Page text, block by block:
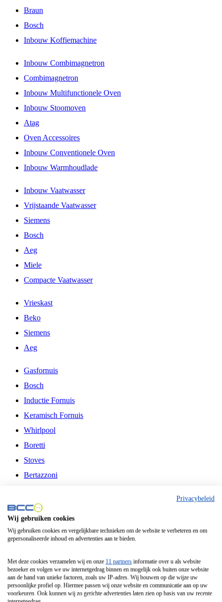
Braun
Bosch
Inbouw Koffiemachine
Inbouw Combimagnetron
Combimagnetron
Inbouw Multifunctionele Oven
Inbouw Stoomoven
Atag
Oven Accessoires
Inbouw Conventionele Oven
Inbouw Warmhoudlade
Inbouw Vaatwasser
Vrijstaande Vaatwasser
Siemens
Bosch
Aeg
Miele
Compacte Vaatwasser
Vrieskast
Beko
Siemens
Aeg
Gasfornuis
Bosch
Inductie Fornuis
Keramisch Fornuis
Whirlpool
Boretti
Stoves
Bertazzoni
Fitelli
Airfryer
Frituurpan
Contactgrill
Broodbakmachine
Broodrooster
Privacybeleid
Wij gebruiken cookies
Wij gebruiken cookies en vergelijkbare technieken om de website te verbeteren en om
gepersonaliseerde inhoud en advertenties aan te bieden.
Met deze cookies verzamelen wij en onze 11 partners informatie over u als website
bezoeker en volgen we uw internetgedrag binnen en mogelijk ook buiten onze website
aan de hand van unieke factoren, zoals uw IP-adres. Wij bouwen op die wijze uw
persoonlijke profiel op. Hiermee passen wij onze website en communicatie aan op uw
voorkeuren. Ook kunnen wij zo gerichte advertenties laten zien op basis van uw recente